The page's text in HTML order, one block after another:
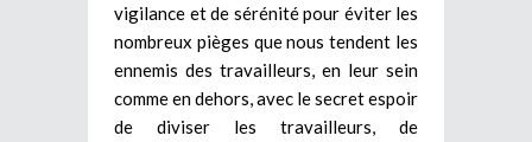
vigilance et de sérénité pour éviter les
nombreux pièges que nous tendent les
ennemis des travailleurs, en leur sein
comme en dehors, avec le secret espoir
de diviser les travailleurs, de